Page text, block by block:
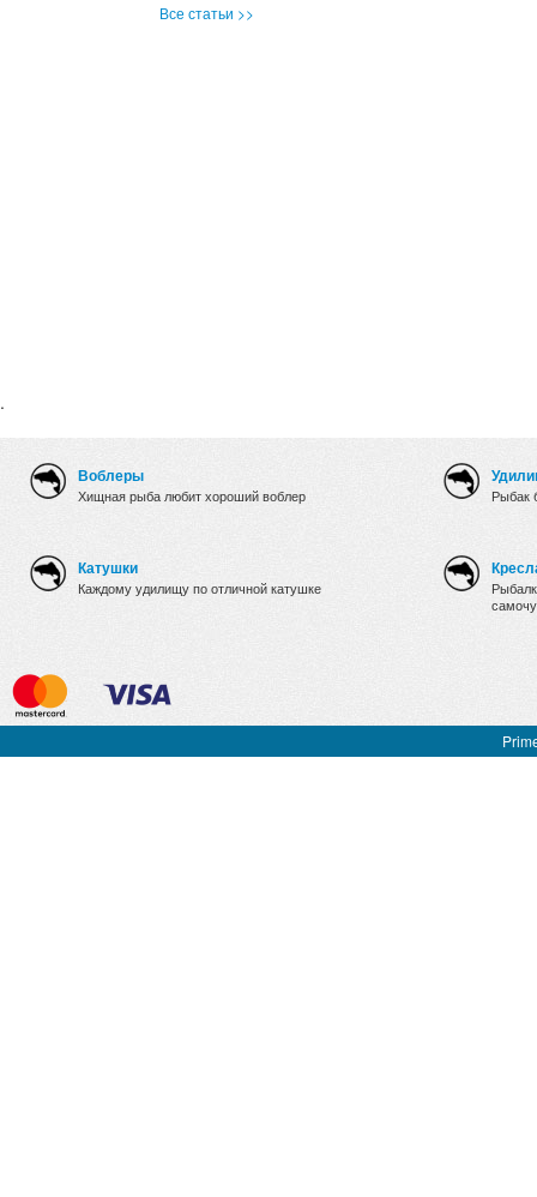
Все статьи >>
.
Воблеры
Хищная рыба любит хороший воблер
Катушки
Каждому удилищу по отличной катушке
Рыбак